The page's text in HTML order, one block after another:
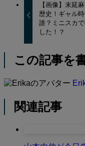
【画像】末延
歴史！ギャル
誰？ミニスカ
した！？
この記事を
関連記事